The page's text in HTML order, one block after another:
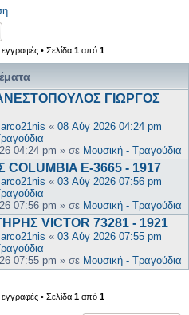
• Σελίδα 1 από 1
ΓΙΩΡΓΟΣ
« 08 Αύγ 2026 04:24 pm
04:24 pm » σε Μουσική - Τραγούδια
E-3665 - 1917
« 03 Αύγ 2026 07:56 pm
07:56 pm » σε Μουσική - Τραγούδια
VICTOR 73281 - 1921
« 03 Αύγ 2026 07:55 pm
07:55 pm » σε Μουσική - Τραγούδια
• Σελίδα 1 από 1